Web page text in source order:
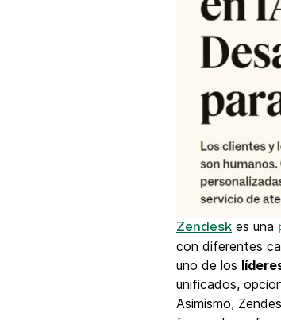
Zendesk es una
con diferentes
uno de los
unificados,
Asimismo,